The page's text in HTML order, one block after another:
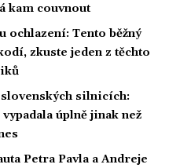
kam couvnout
ochlazení: Tento běžný
zkuste jeden z těchto
silnicích:
úplně jinak než
Petra Pavla a Andreje